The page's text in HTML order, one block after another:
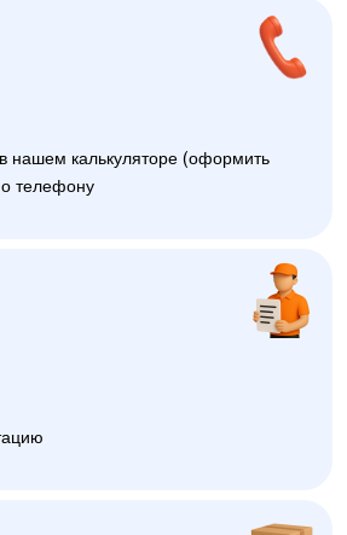
нашем калькуляторе (оформить
телефону